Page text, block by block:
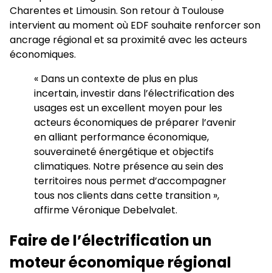
Charentes et Limousin. Son retour à Toulouse
intervient au moment où EDF souhaite renforcer son
ancrage régional et sa proximité avec les acteurs
économiques.
« Dans un contexte de plus en plus
incertain, investir dans l’électrification des
usages est un excellent moyen pour les
acteurs économiques de préparer l’avenir
en alliant performance économique,
souveraineté énergétique et objectifs
climatiques. Notre présence au sein des
territoires nous permet d’accompagner
tous nos clients dans cette transition »,
affirme Véronique Debelvalet.
Faire de l’électrification un
moteur économique régional